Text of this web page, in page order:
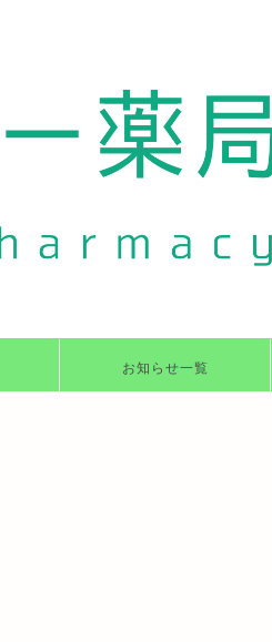
お知らせ一覧